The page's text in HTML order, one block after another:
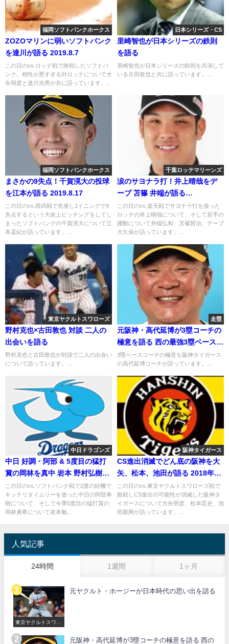
福岡ソフトバンクホークス
ZOZOマリンに弱いソフトバンク
を達川が語る 2019.8.7
この日のvs.ロッテ戦で敗戦したソフトバ
ンク。相性が悪すぎる対ロッテについて大
矢明彦と達川光男が共に語っています。...
日本シリーズ・CS
里崎智也が日本シリーズの鉄則
を語る
里崎智也が日本シリーズの鉄則を共演して
いる古田敦也と共に語っています。...
福岡ソフトバンクホークス
まさかの9失点！千賀滉大の投球
を江本が語る 2019.8.17
この日のvs.西武戦で先発し1イニングで9
失点するという大炎上ピッチングをしてし
まったソフトバンクの千賀滉大について江
本孟紀が語っています。...
千葉ロッテマリーンズ
涙のサヨナラ打！井上晴哉をデ
ーブ 苫篠 井端が語る
2020.10.13
この日のvs.楽天戦でサヨナラ打を放った
ロッテの井上晴哉について、そして若手の
躍動について井端弘和、笘篠賢治、デーブ
大久保が語っています。...
東京ヤクルトスワローズ
野村克也×古田敦也 対談 二人の
出会いを語る
野村克也と古田敦也が対談で二人の出会い
について語っています。...
走塁
元阪神・高代延博が3塁コーチの
極意を語る 西の最強3塁ベースコ
ーチ
3塁ベースコーチの極意を阪神タイガース
の高代延博コーチが語っています。...
中日ドラゴンズ
中日 好調・阿部 & 5度目の猛打
賞の岡林を真中 岩本 野村弘樹が
語る
この日のvs.ソフトバンク戦で2度の好機で
キッチリタイムリーを放った中日の阿部寿
樹について、そして今季5度目の猛打賞の
岡林勇希について岩本勉...
阪神タイガース
CS進出消滅でどん底の阪神を大
矢、松本、池田が語る 2018年10
月4日
この日のvs.東京ヤクルトスワローズ戦で
敗戦しCS進出の可能性が消滅した阪神タ
イガースについて大矢明彦、松本匡史、池
田親興が語っています。...
人気記事
24時間 1週間 1ヶ月
東京ヤクルトスワロ
元ヤクルト・ホージーが日本時代の思い出を語る
元阪神・高代延博が3塁コーチの極意を語る 西の